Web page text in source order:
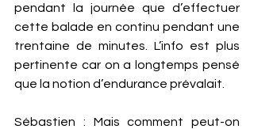
pendant la journée que d’effectuer
cette balade en continu pendant une
trentaine de minutes. L’info est plus
pertinente car on a longtemps pensé
que la notion d’endurance prévalait.
Sébastien : Mais comment peut-on